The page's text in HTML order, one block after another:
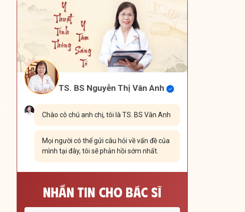
TS. BS Nguyễn Thị Vân Anh
Chào cô chú anh chị, tôi là TS. BS Vân Anh
Mọi người có thể gửi câu hỏi về vấn đề của
mình tại đây, tôi sẽ phản hồi sớm nhất.
Nhắn Tin Cho Bác Sĩ